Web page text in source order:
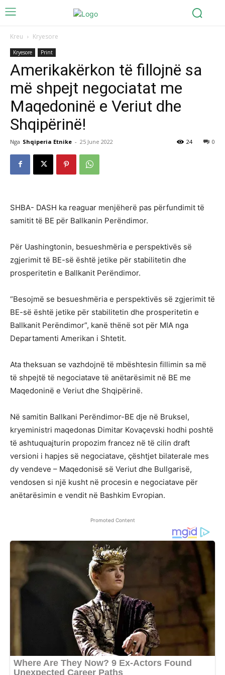
Kreu Kryesore
Kryesore Print
Amerikakërkon të fillojnë sa
më shpejt negociatat me
Maqedoninë e Veriut dhe
Shqipërinë!
Nga Shqiperia Etnike - 25 June 2022 0
24
SHBA- DASH ka reaguar menjëherë pas përfundimit të
samitit të BE për Ballkanin Perëndimor.
Për Uashingtonin, besueshmëria e perspektivës së
zgjerimit të BE-së është jetike për stabilitetin dhe
prosperitetin e Ballkanit Perëndimor.
“Besojmë se besueshmëria e perspektivës së zgjerimit të
BE-së është jetike për stabilitetin dhe prosperitetin e
Ballkanit Perëndimor”, kanë thënë sot për MIA nga
Departamenti Amerikan i Shtetit.
Ata theksuan se vazhdojnë të mbështesin fillimin sa më
të shpejtë të negociatave të anëtarësimit në BE me
Maqedoninë e Veriut dhe Shqipërinë.
Në samitin Ballkani Perëndimor-BE dje në Bruksel,
kryeministri maqedonas Dimitar Kovaçevski hodhi poshtë
të ashtuquajturin propozim francez në të cilin draft
versioni i hapjes së negociatave, çështjet bilaterale mes
dy vendeve – Maqedonisë së Veriut dhe Bullgarisë,
vendosen si një kusht në procesin e negociatave për
anëtarësimin e vendit në Bashkim Evropian.
Promoted Content